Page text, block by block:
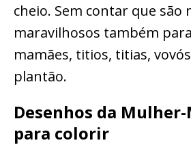
cheio. Sem contar que são
maravilhosos também
mamães, titios, titias,
plantão.
Desenhos da
para colorir